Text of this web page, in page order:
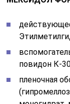
повидон К-
пленочная